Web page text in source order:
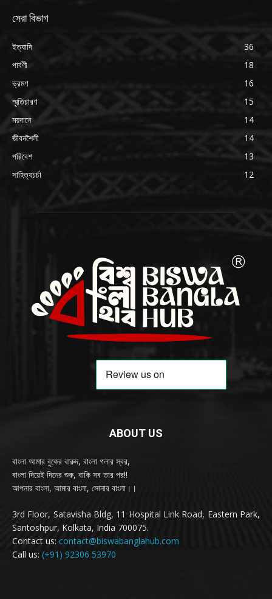
সেরা বিভাগ
ইত্যাদি
36
পার্বণী
18
ভ্রমণ
16
স্মৃতিচারণ
15
ময়দানে
14
জীবনশৈলী
14
পরিবেশ
13
সাহিত্যচর্চা
12
ABOUT US
বাংলা আমার বুকের বারুদ, বাংলা গলার স্বর,
বাংলা দিয়েই দিনের শুরু, বাকি সব তার পর!!
আপনার বাংলা, আমার বাংলা, সোনার বাংলা।।
3rd Floor, Satavisha Bldg, 11 Hospital Link Road, Eastern Park,
Santoshpur, Kolkata, India 700075.
Contact us: contact@biswabanglahub.com
Call us: (+91) 92306 53970